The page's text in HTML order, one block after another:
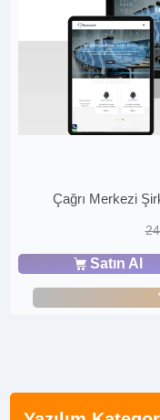
Çağrı Merkezi
Satın Al